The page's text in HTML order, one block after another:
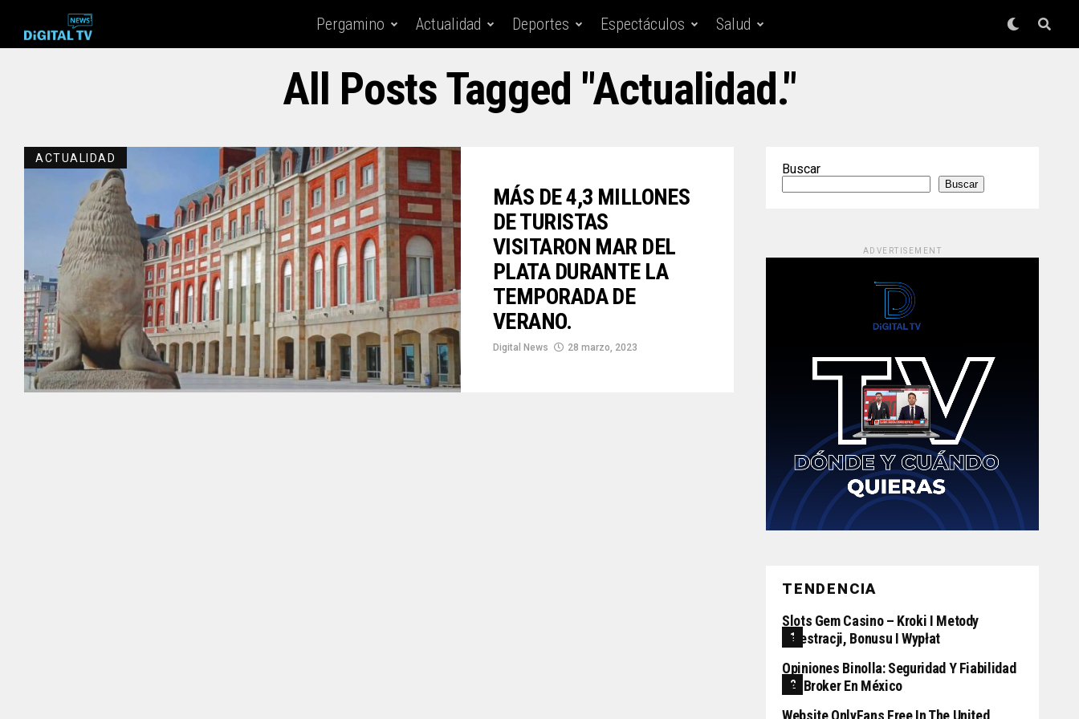
Pergamino Actualidad Deportes Espectáculos Salud
All Posts Tagged "actualidad."
ACTUALIDAD
MÁS DE 4,3 MILLONES
DE TURISTAS
VISITARON MAR DEL
PLATA DURANTE LA
TEMPORADA DE
VERANO.
Digital News 28 marzo, 2023
Buscar
Buscar
ADVERTISEMENT
TENDENCIA
Slots Gem Casino – Kroki I Metody
Rejestracji, Bonusu I Wypłat
Opiniones Binolla: Seguridad Y Fiabilidad
Del Broker En México
Website OnlyFans Free In The United